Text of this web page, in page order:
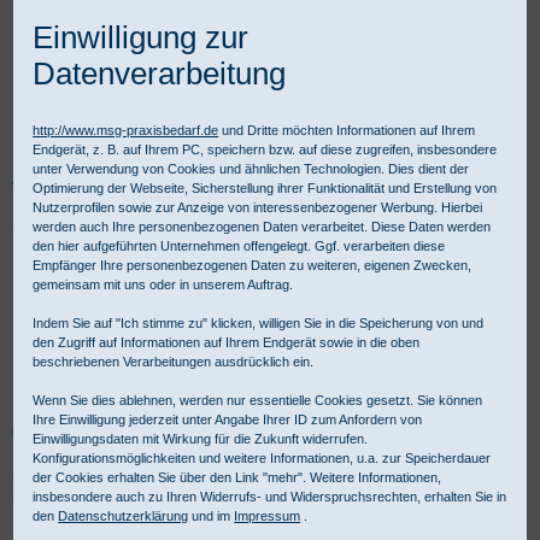
Praxisbedarf Shop Verbandmittel Wundversorgung
Wundverschluss
Hautklammergeräte und Klammerentferner
Hautklammergeräte &
Klammerentferner
Hautklammergeräte und Klammerentferner in der Medizin. Für
gewerbliche Kunden ist Kauf auf Rechnung möglich.
Hautklammer Material für eine optimale Wundversorgung -
Produktübersicht:
Einwilligung zur
Datenverarbeitung
http://www.msg-praxisbedarf.de und Dritte möchten Informationen auf Ihrem
Endgerät, z. B. auf Ihrem PC, speichern bzw. auf diese zugreifen, insbesondere
unter Verwendung von Cookies und ähnlichen Technologien. Dies dient der
Optimierung der Webseite, Sicherstellung ihrer Funktionalität und Erstellung von
Nutzerprofilen sowie zur Anzeige von interessenbezogener Werbung. Hierbei
werden auch Ihre personenbezogenen Daten verarbeitet. Diese Daten werden
den hier aufgeführten Unternehmen offengelegt. Ggf. verarbeiten diese
Empfänger Ihre personenbezogenen Daten zu weiteren, eigenen Zwecken,
gemeinsam mit uns oder in unserem Auftrag.
Indem Sie auf "Ich stimme zu" klicken, willigen Sie in die Speicherung von und
den Zugriff auf Informationen auf Ihrem Endgerät sowie in die oben
beschriebenen Verarbeitungen ausdrücklich ein.
Wenn Sie dies ablehnen, werden nur essentielle Cookies gesetzt. Sie können
Ihre Einwilligung jederzeit unter Angabe Ihrer ID zum Anfordern von
Einwilligungsdaten mit Wirkung für die Zukunft widerrufen.
Konfigurationsmöglichkeiten und weitere Informationen, u.a. zur Speicherdauer
der Cookies erhalten Sie über den Link "mehr". Weitere Informationen,
insbesondere auch zu Ihren Widerrufs- und Widerspruchsrechten, erhalten Sie in
den Datenschutzerklärung und im Impressum